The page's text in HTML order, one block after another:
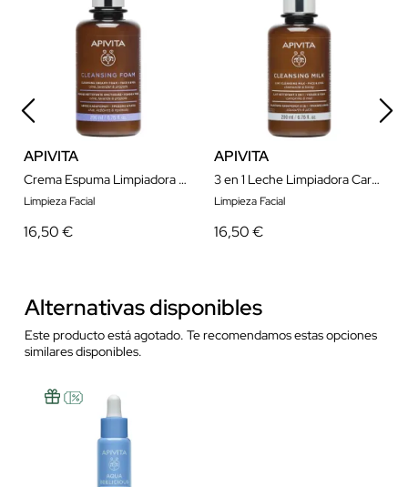
APIVITA
Crema Espuma Limpiadora Rostro y Ojos
Limpieza Facial
16,50 €
APIVITA
3 en 1 Leche Limpiadora Cara y Ojos
Limpieza Facial
16,50 €
Alternativas disponibles
Este producto está agotado. Te recomendamos estas opciones
similares disponibles.